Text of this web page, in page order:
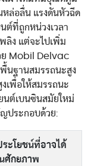
หล่อลื่น แรงดันหัวฉีด
ต์ที่ถูกหน่วงเวลา
ลิง แต่จะไปเพิ่ม
ย Mobil Delvac
นฐานสมรรถนะสูง
เพื่อให้สมรรถนะ
นต์เบนซินสมัยใหม่
ญประกอบด้วย:
ะโยชน์ที่อาจได้
ศักยภาพ